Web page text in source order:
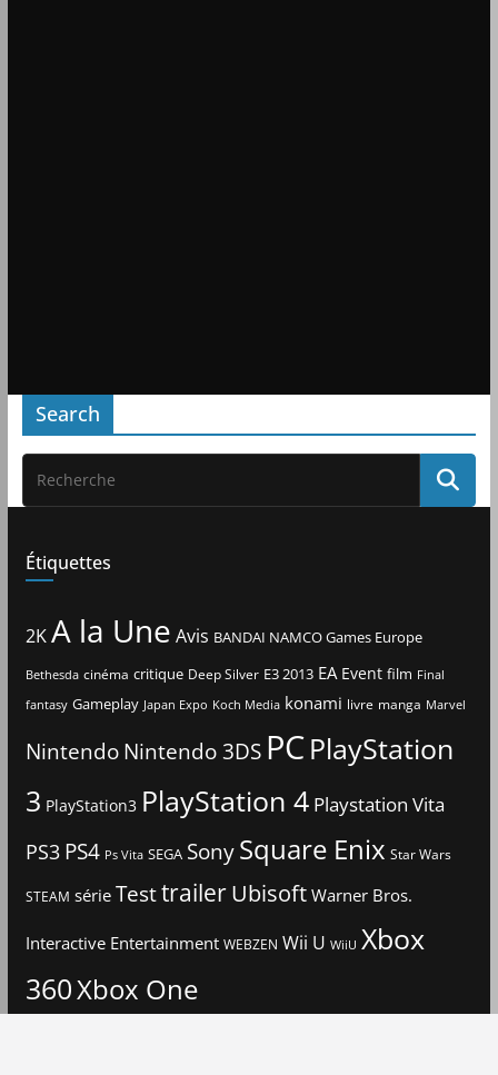
Search
Étiquettes
2KA la Une Avis BANDAI NAMCO Games Europe
Bethesda cinéma critique Deep Silver E3 2013 EA Event film Final
fantasy Gameplay Japan Expo Koch Media konami livre manga Marvel
Nintendo Nintendo 3DS PCPlayStation
3 PlayStation3 PlayStation 4 Playstation Vita
PS3 PS4 Ps Vita SEGA Sony Square Enix Star Wars
STEAM série TesttrailerUbisoftWarner Bros.
Interactive Entertainment WEBZEN Wii U WiiU Xbox
360Xbox One